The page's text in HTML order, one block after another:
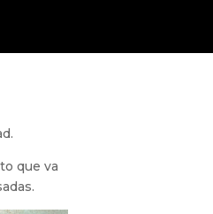
que va